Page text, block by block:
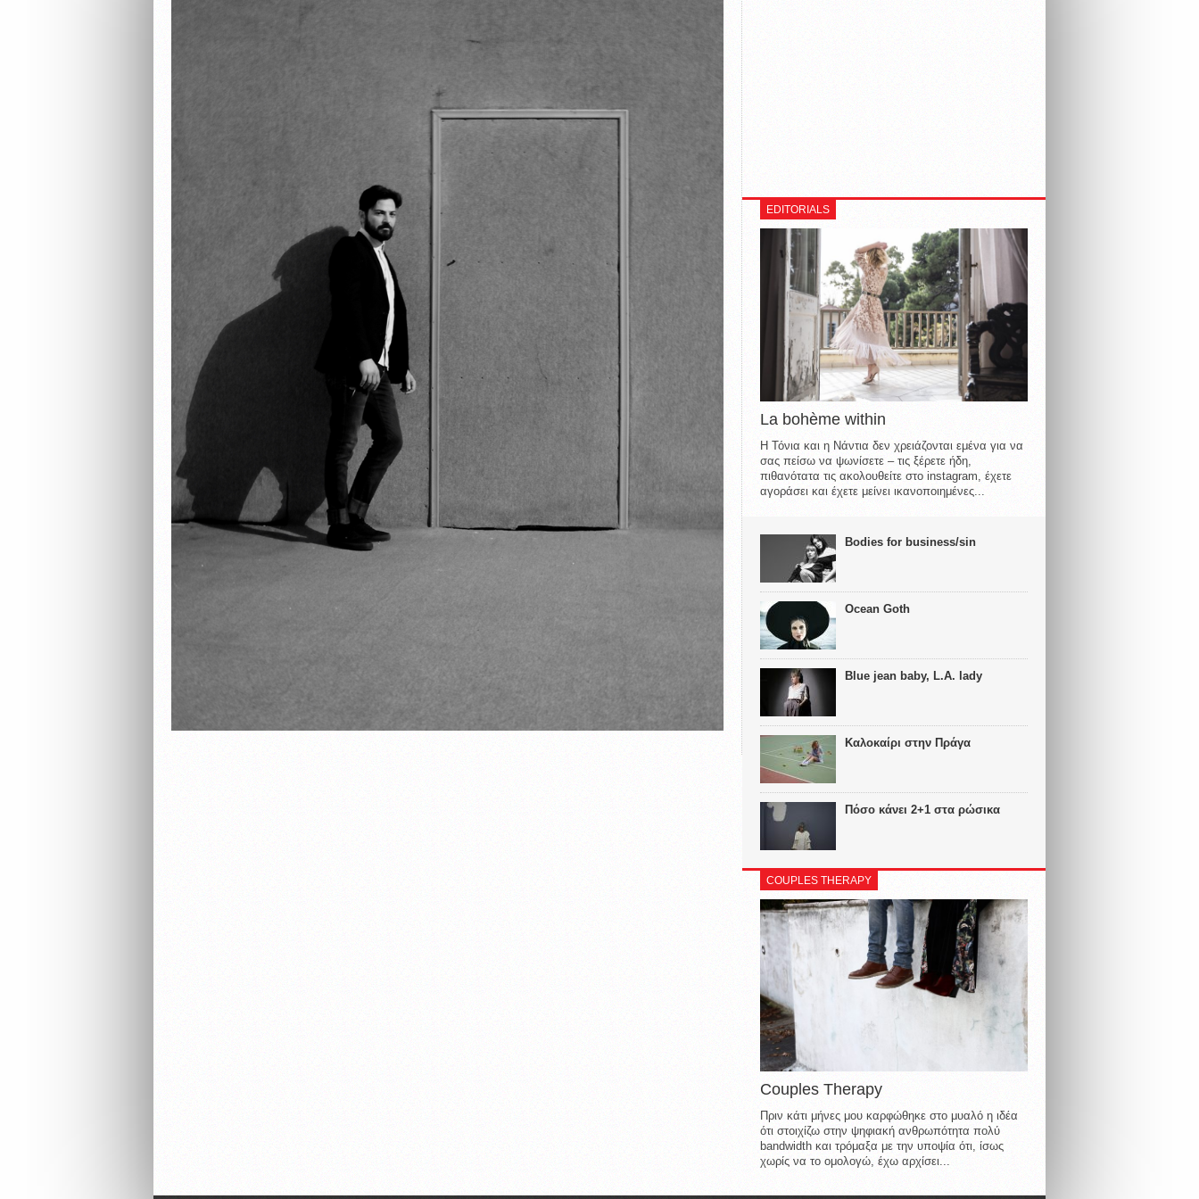
EDITORIALS
La bohème within
Η Τόνια και η Νάντια δεν χρειάζονται εμένα για να
σας πείσω να ψωνίσετε – τις ξέρετε ήδη,
πιθανότατα τις ακολουθείτε στο instagram, έχετε
αγοράσει και έχετε μείνει ικανοποιημένες...
Bodies for business/sin
Ocean Goth
Blue jean baby, L.A. lady
Καλοκαίρι στην Πράγα
Πόσο κάνει 2+1 στα ρώσικα
COUPLES THERAPY
Couples Therapy
Πριν κάτι μήνες μου καρφώθηκε στο μυαλό η ιδέα
ότι στοιχίζω στην ψηφιακή ανθρωπότητα πολύ
bandwidth και τρόμαξα με την υποψία ότι, ίσως
χωρίς να το ομολογώ, έχω αρχίσει...